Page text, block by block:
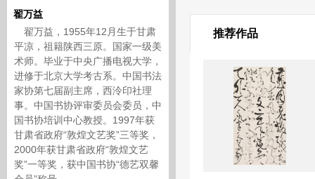
翟万益
翟万益，1955年12月生于甘肃
平凉，祖籍陕西三原。国家一级美
术师。毕业于中央广播电视大学，
进修于北京大学考古系。中国书法
家协第七届副主席，西泠印社理
事。中国书协评审委员会委员，中
国书协培训中心教授。1997年获
甘肃省政府“敦煌文艺奖”三等奖，
2000年获甘肃省政府“敦煌文艺
奖”一等奖，获中国书协“德艺双馨
推荐作品